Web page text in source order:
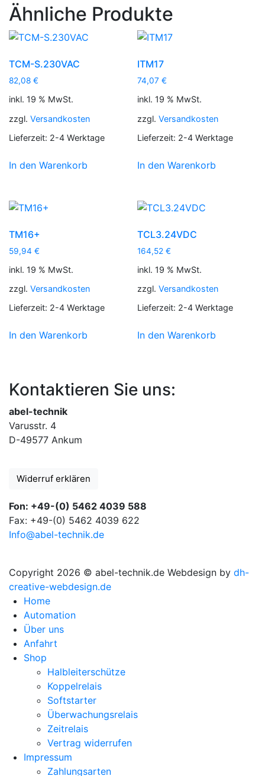
Ähnliche Produkte
TCM-S.230VAC
82,08 €
inkl. 19 % MwSt.
zzgl. Versandkosten
Lieferzeit: 2-4 Werktage
In den Warenkorb
ITM17
74,07€
inkl. 19 % MwSt.
zzgl.Versandkosten
Lieferzeit: 2-4 Werktage
In den Warenkorb
TM16+
59,94 €
inkl. 19 % MwSt.
zzgl. Versandkosten
Lieferzeit: 2-4 Werktage
In den Warenkorb
TCL3.24VDC
164,52€
inkl. 19 % MwSt.
zzgl.Versandkosten
Lieferzeit: 2-4 Werktage
In den Warenkorb
Kontaktieren Sie uns:
abel-technik
Varusstr. 4
D-49577 Ankum
Widerruf erklären
Fon: +49-(0) 5462 4039 588
Fax: +49-(0) 5462 4039 622
Info@abel-technik.de
Copyright 2026 © abel-technik.de Webdesign by dh-
creative-webdesign.de
Home
Automation
Über uns
Anfahrt
Shop
Halbleiterschütze
Koppelrelais
Softstarter
Überwachungsrelais
Zeitrelais
Vertrag widerrufen
Impressum
Zahlungsarten